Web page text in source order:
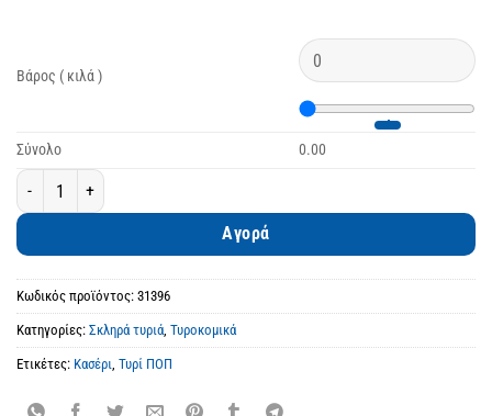
Βάρος ( κιλά )
Σύνολο
0.00
Παραδοσιακό Κασέρι Ξάνθης ΠΟΠ Ωρίμανσης ποσότητα
Αγορά
Κωδικός προϊόντος: 31396
Κατηγορίες: Σκληρά τυριά, Τυροκομικά
Ετικέτες: Κασέρι, Τυρί ΠΟΠ